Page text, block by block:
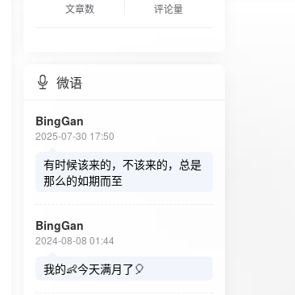
文章数 评论量
微语
BingGan
2025-07-30 17:50
有时候该来的，不该来的，总是
那么的如期而至
BingGan
2024-08-08 01:44
我的👶今天满月了🎈